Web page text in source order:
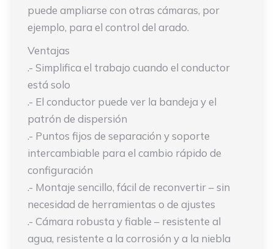
puede ampliarse con otras cámaras, por
ejemplo, para el control del arado.
Ventajas
.- Simplifica el trabajo cuando el conductor
está solo
.- El conductor puede ver la bandeja y el
patrón de dispersión
.- Puntos fijos de separación y soporte
intercambiable para el cambio rápido de
configuración
.- Montaje sencillo, fácil de reconvertir – sin
necesidad de herramientas o de ajustes
.- Cámara robusta y fiable – resistente al
agua, resistente a la corrosión y a la niebla